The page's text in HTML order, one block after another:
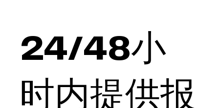
24/48小
时内提供报